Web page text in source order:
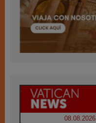
08.08.2026